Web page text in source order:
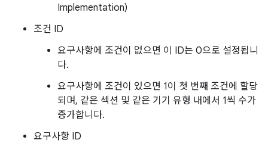
Implementation)
조건 ID
요구사항에 조건이 없으면 이 ID는 0으로 설정됩니
다.
요구사항에 조건이 있으면 1이 첫 번째 조건에 할당
되며, 같은 섹션 및 같은 기기 유형 내에서 1씩 수가
증가합니다.
요구사항 ID